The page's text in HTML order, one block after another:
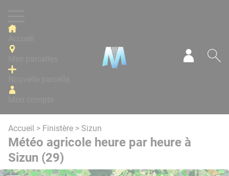
Accueil > Finistère > Sizun
Météo agricole heure par heure à
Sizun (29)